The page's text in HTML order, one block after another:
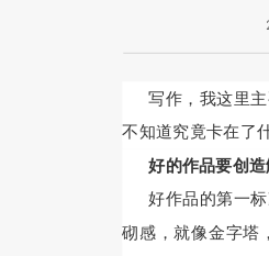
写作，我这里
不知道究竟卡在了
好的作品要创
好作品的第一
砌感，就像金字塔